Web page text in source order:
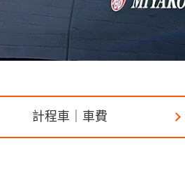
計程車｜車費